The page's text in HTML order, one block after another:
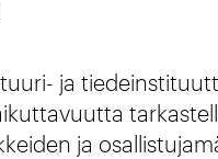
ja
ja